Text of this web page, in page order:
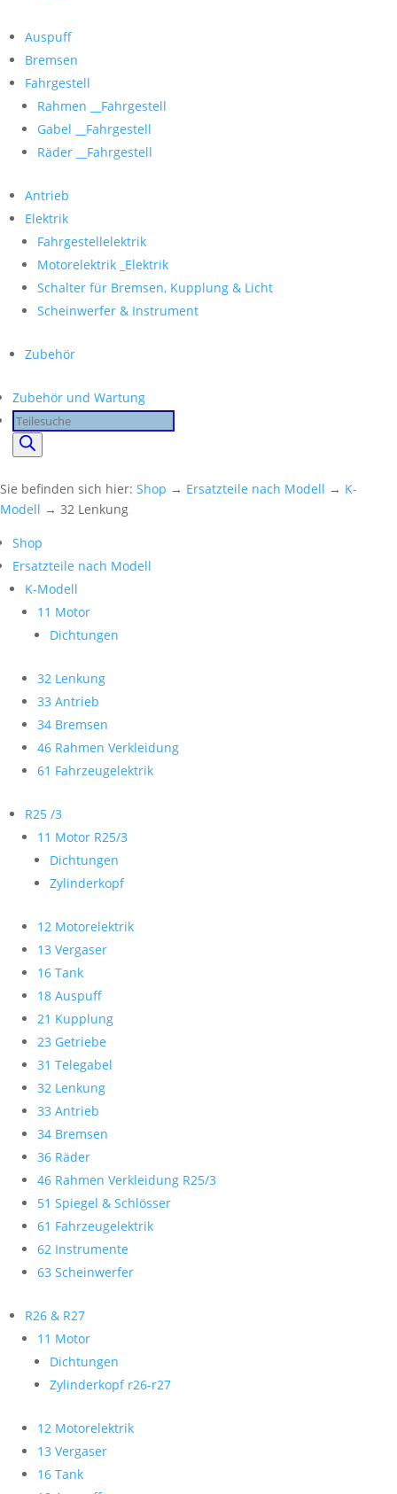
Auspuff
Bremsen
Fahrgestell
Rahmen __Fahrgestell
Gabel __Fahrgestell
Räder __Fahrgestell
Antrieb
Elektrik
Fahrgestellelektrik
Motorelektrik _Elektrik
Schalter für Bremsen, Kupplung & Licht
Scheinwerfer & Instrument
Zubehör
Zubehör und Wartung
Products
search
Sie befinden sich hier: Shop → Ersatzteile nach Modell → K-
Modell → 32 Lenkung
Shop
Ersatzteile nach Modell
K-Modell
11 Motor
Dichtungen
32 Lenkung
33 Antrieb
34 Bremsen
46 Rahmen Verkleidung
61 Fahrzeugelektrik
R25 /3
11 Motor R25/3
Dichtungen
Zylinderkopf
12 Motorelektrik
13 Vergaser
16 Tank
18 Auspuff
21 Kupplung
23 Getriebe
31 Telegabel
32 Lenkung
33 Antrieb
34 Bremsen
36 Räder
46 Rahmen Verkleidung R25/3
51 Spiegel & Schlösser
61 Fahrzeugelektrik
62 Instrumente
63 Scheinwerfer
R26 & R27
11 Motor
Dichtungen
Zylinderkopf r26-r27
12 Motorelektrik
13 Vergaser
16 Tank